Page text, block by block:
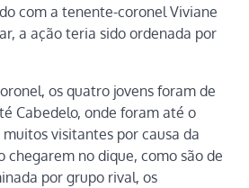
com a tenente-coronel Viviane
a ação teria sido ordenada por
os quatro jovens foram de
Cabedelo, onde foram até o
visitantes por causa da
chegarem no dique, como são de
por grupo rival, os